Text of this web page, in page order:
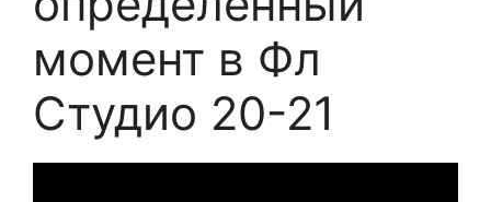
момент в Фл
Студио 20-21